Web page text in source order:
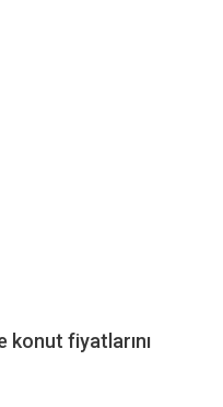
konut fiyatlarını